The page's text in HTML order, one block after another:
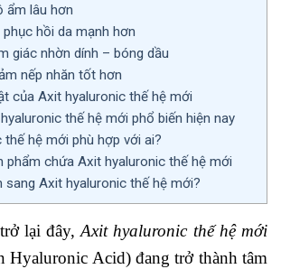
ẩm lâu hơn
phục hồi da mạnh hơn
giác nhờn dính – bóng dầu
nếp nhăn tốt hơn
của Axit hyaluronic thế hệ mới
thế hệ mới phổ biến hiện nay
hệ mới phù hợp với ai?
phẩm chứa Axit hyaluronic thế hệ mới
sang Axit hyaluronic thế hệ mới?
lại đây,Axit hyaluronic thế hệ mới
Hyaluronic Acid) đang trở thành tâm